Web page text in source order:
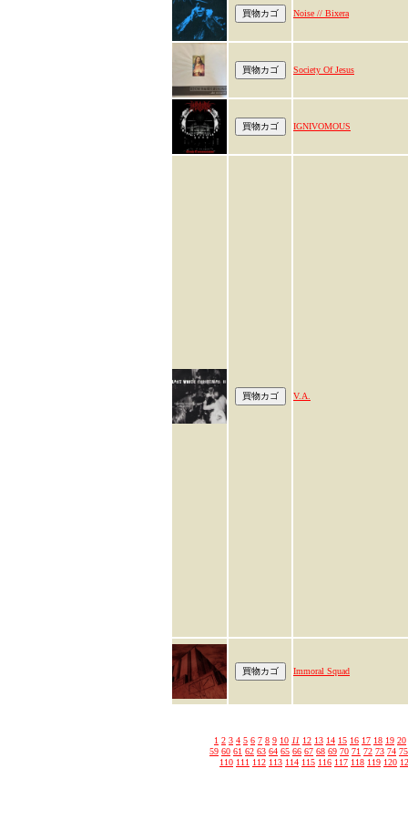
Noise // Bixera
Society Of Jesus
IGNIVOMOUS
V.A.
Immoral Squad
1 2 3 4 5 6 7 8 9 10 11 12 13 14 15 16 17 18 19 20
59 60 61 62 63 64 65 66 67 68 69 70 71 72 73 74 75
110 111 112 113 114 115 116 117 118 119 120